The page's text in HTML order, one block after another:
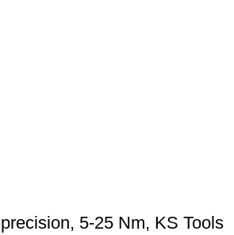
5-25 Nm, KS Tools